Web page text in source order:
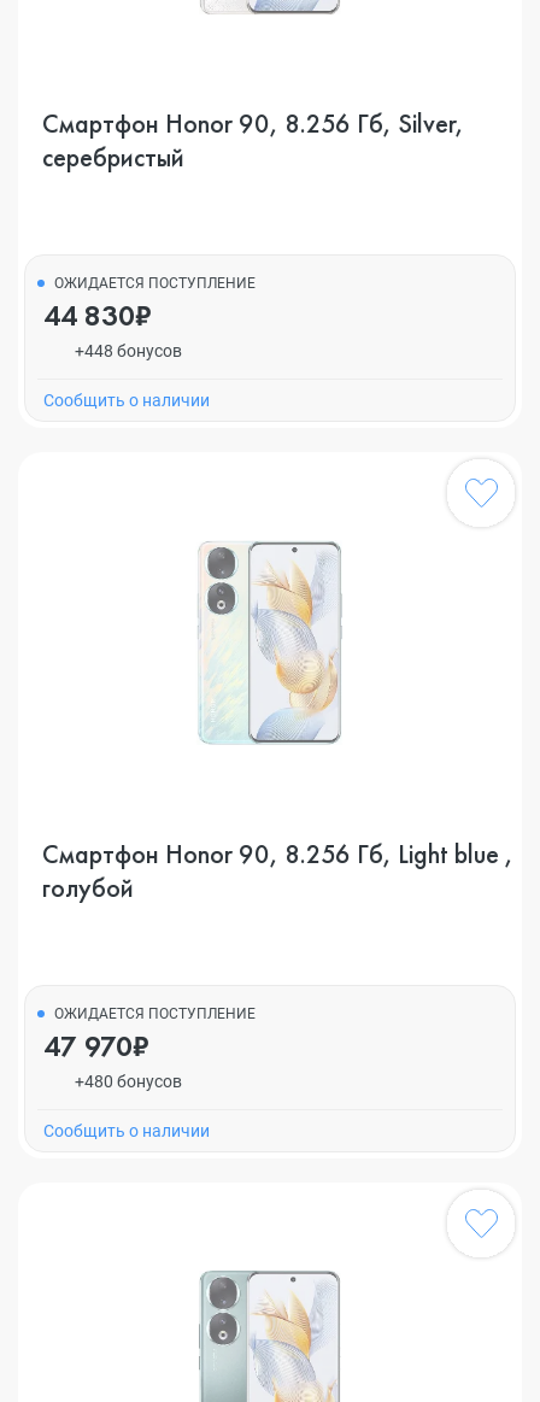
Смартфон Honor 90, 8.256 Гб, Silver,
серебристый
ОЖИДАЕТСЯ ПОСТУПЛЕНИЕ
44 830₽
+448 бонусов
Cообщить о наличии
Смартфон Honor 90, 8.256 Гб, Light blue ,
голубой
ОЖИДАЕТСЯ ПОСТУПЛЕНИЕ
47 970₽
+480 бонусов
Cообщить о наличии